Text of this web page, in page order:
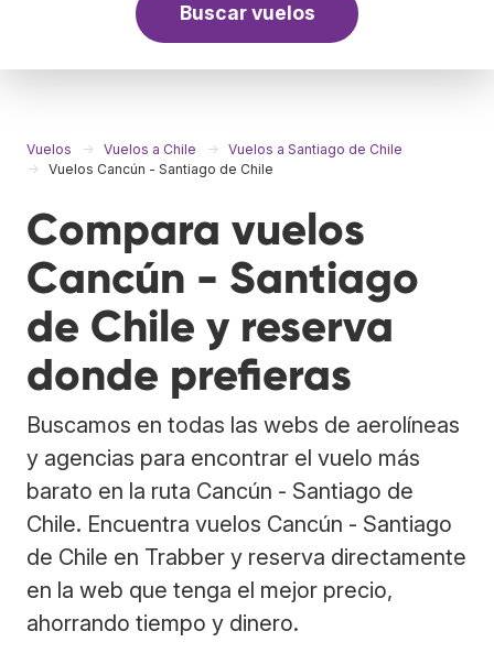
Buscar vuelos
Vuelos Vuelos a Chile
Vuelos a Santiago de Chile
Vuelos Cancún - Santiago de Chile
Compara vuelos
Cancún - Santiago
de Chile y reserva
donde prefieras
Buscamos en todas las webs de aerolíneas
y agencias para encontrar el vuelo más
barato en la ruta Cancún - Santiago de
Chile. Encuentra vuelos Cancún - Santiago
de Chile en Trabber y reserva directamente
en la web que tenga el mejor precio,
ahorrando tiempo y dinero.